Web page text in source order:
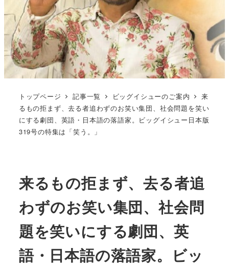
トップページ 記事一覧 ビッグイシューのご案内
来
るもの拒まず、去る者追わずのお笑い集団、社会問題を笑い
にする劇団、英語・日本語の落語家。ビッグイシュー日本版
319号の特集は「笑う。」
来るもの拒まず、去る者追
わずのお笑い集団、社会問
題を笑いにする劇団、英
語・日本語の落語家。ビッ